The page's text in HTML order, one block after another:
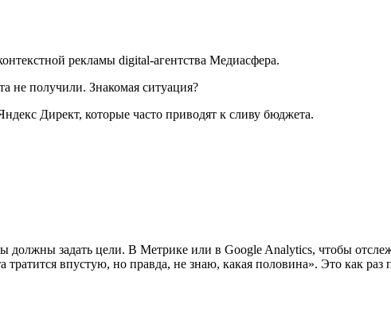
рекламы digital-агентства Медиасфера.
не получили. Знакомая ситуация?
Директ, которые часто приводят к сливу бюджета.
задать цели. В Метрике или в Google Analytics, чтобы
впустую, но правда, не знаю, какая половина». Это как раз